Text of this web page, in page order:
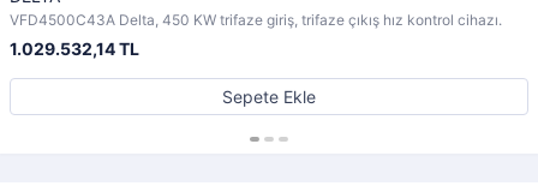
VFD4500C43A Delta, 450 KW trifaze giriş, trifaze çıkış hız kontrol cihazı.
1.029.532,14 TL
Sepete Ekle